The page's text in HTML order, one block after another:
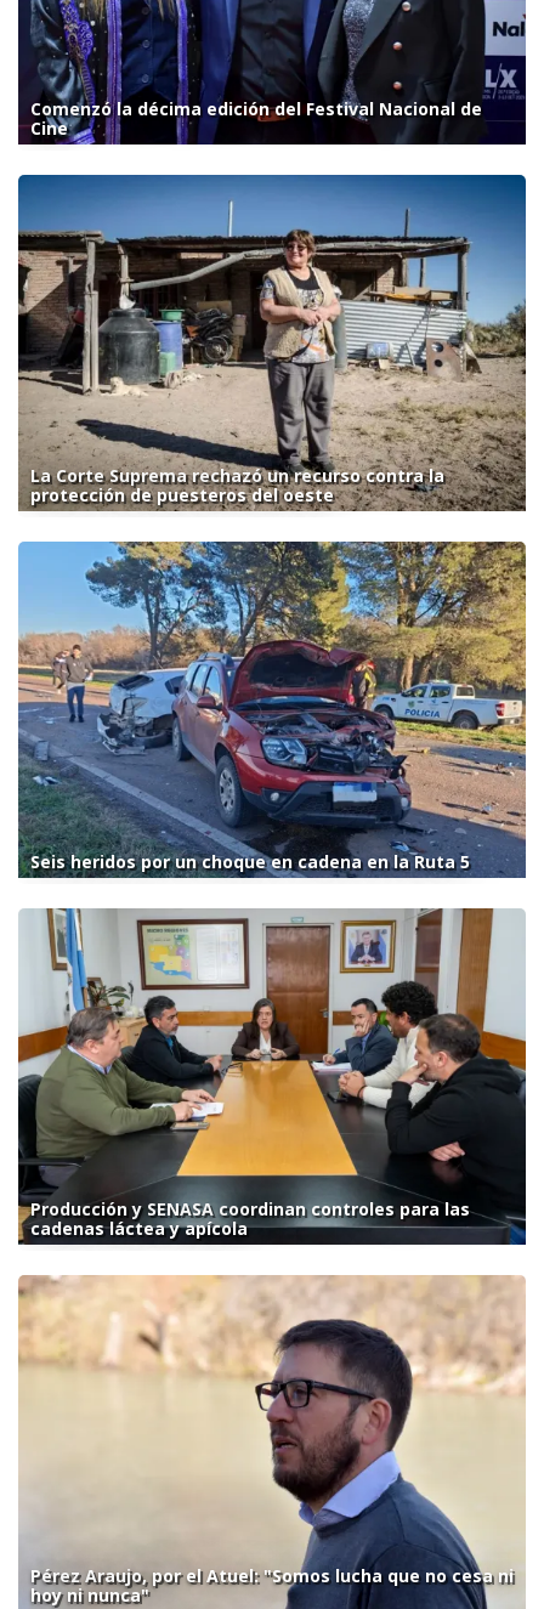
Comenzó la décima edición del Festival Nacional de
Cine
La Corte Suprema rechazó un recurso contra la
protección de puesteros del oeste
Seis heridos por un choque en cadena en la Ruta 5
Producción y SENASA coordinan controles para las
cadenas láctea y apícola
Pérez Araujo, por el Atuel: "Somos lucha que no cesa ni
hoy ni nunca"